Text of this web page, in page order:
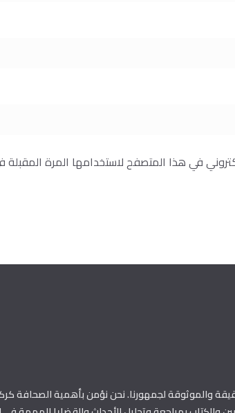
في هذا المتصفح لاستخدامها المرة
والموثوقة لجمهورنا. نحن نؤمن بأهمية الصحافة